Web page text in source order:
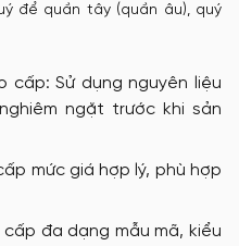
để quần tây (quần âu), quý
cấp: Sử dụng nguyên liệu
ngặt trước khi sản
mức giá hợp lý, phù hợp
đa dạng mẫu mã, kiểu